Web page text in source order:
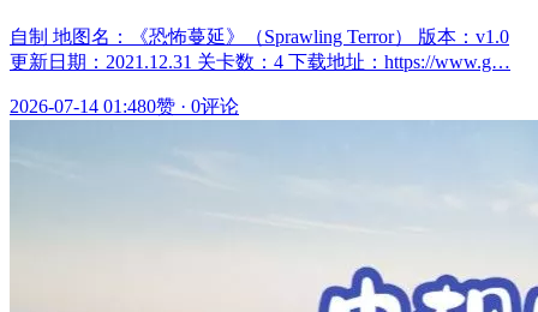
自制 地图名：《恐怖蔓延》（Sprawling Terror） 版本：v1.0
更新日期：2021.12.31 关卡数：4 下载地址：https://www.g…
2026-07-14 01:480赞 · 0评论